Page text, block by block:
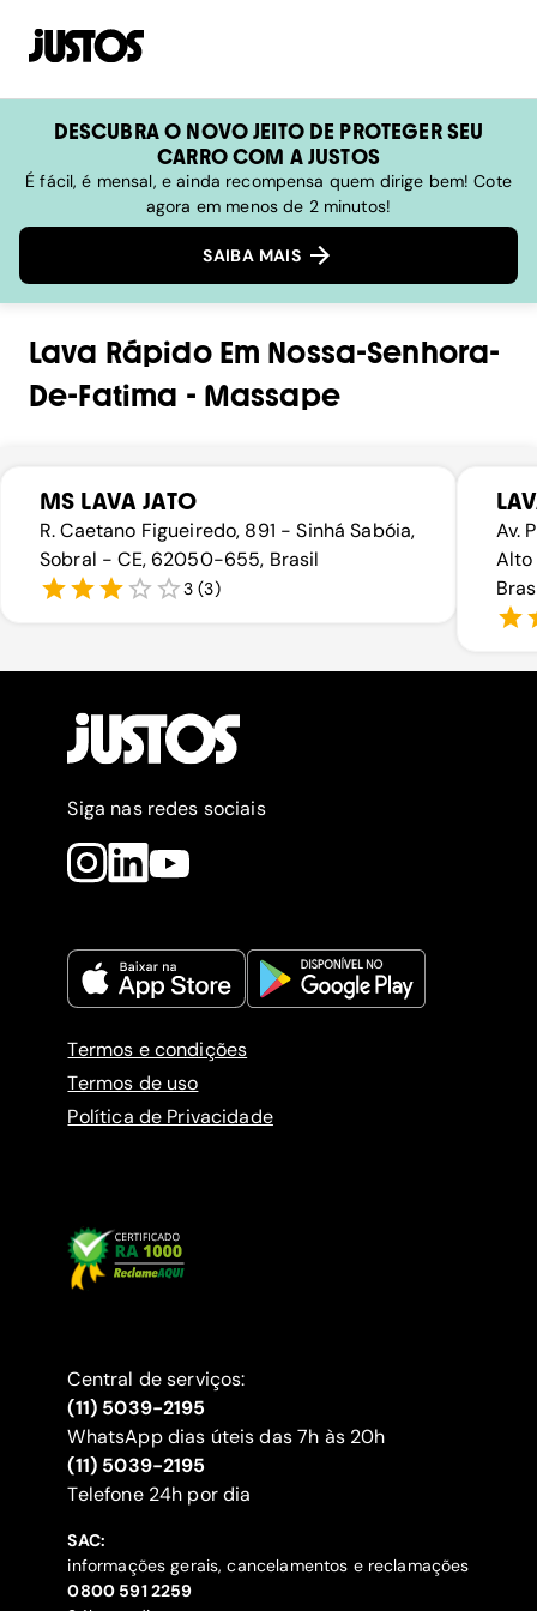
DESCUBRA O NOVO JEITO DE PROTEGER SEU
CARRO COM A JUSTOS
É fácil, é mensal, e ainda recompensa quem dirige bem! Cote
agora em menos de 2 minutos!
SAIBA MAIS
Lava RápidoEm Nossa-Senhora-
De-Fatima - Massape
MS LAVA JATO
R. Caetano Figueiredo, 891 - Sinhá Sabóia,
Sobral - CE, 62050-655, Brasil
3 (3)
Av.
Alto
Siga nas redes sociais
Termos e condições
Termos de uso
Política de Privacidade
Central de serviços:
(11) 5039-2195
WhatsApp dias úteis das 7h às 20h
(11) 5039-2195
‍Telefone 24h por dia
SAC:
informações gerais, cancelamentos e reclamações
‍0800 591 2259